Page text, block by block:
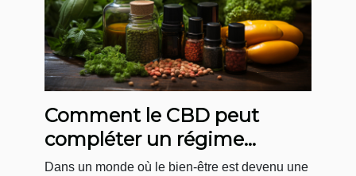
Comment le CBD peut
compléter un régime
alimentaire équilibré
Dans un monde où le bien-être est devenu une